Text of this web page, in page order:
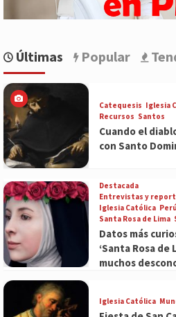
Últimas Popular
Catequesis Iglesia
Recursos Santos
Cuando el
con Santo
Destacada
Entrevistas y
Iglesia Católica Perú
Santa Rosa de Lima
Datos más
‘Santa Rosa de
muchos
Iglesia Católica